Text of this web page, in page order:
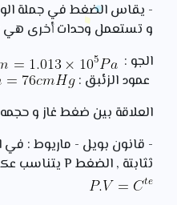
و تستعمل وحدات أخرى هي
الجو :
عمود الزئبق :
العلاقة بين ضغط غاز و
- قانون بويل - ماريوط : في
ثثابتة , الضغط P يتناسب عكسا مع الحجم V أي :